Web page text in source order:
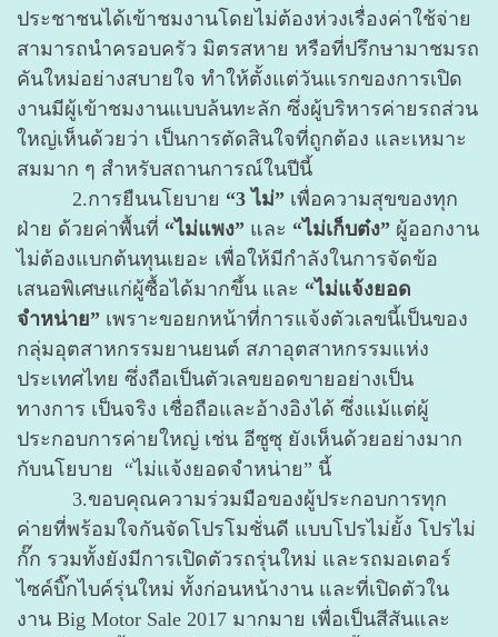
ประชาชนได้เข้าชมงานโดยไม่ต้องห่วงเรื่องค่าใช้จ่าย
สามารถนำครอบครัว มิตรสหาย หรือที่ปรึกษามาชมรถ
คันใหม่อย่างสบายใจ ทำให้ตั้งแต่วันแรกของการเปิด
งานมีผู้เข้าชมงานแบบล้นทะลัก ซึ่งผู้บริหารค่ายรถส่วน
ใหญ่เห็นด้วยว่า เป็นการตัดสินใจที่ถูกต้อง และเหมาะ
สมมาก ๆ สำหรับสถานการณ์ในปีนี้
2.การยืนนโยบาย “3 ไม่” เพื่อความสุขของทุก
ฝ่าย ด้วยค่าพื้นที่ “ไม่แพง” และ “ไม่เก็บต๋ง” ผู้ออกงาน
ไม่ต้องแบกต้นทุนเยอะ เพื่อให้มีกำลังในการจัดข้อ
เสนอพิเศษแก่ผู้ซื้อได้มากขึ้น และ “ไม่แจ้งยอด
จำหน่าย” เพราะขอยกหน้าที่การแจ้งตัวเลขนี้เป็นของ
กลุ่มอุตสาหกรรมยานยนต์ สภาอุตสาหกรรมแห่ง
ประเทศไทย ซึ่งถือเป็นตัวเลขยอดขายอย่างเป็น
ทางการ เป็นจริง เชื่อถือและอ้างอิงได้ ซึ่งแม้แต่ผู้
ประกอบการค่ายใหญ่ เช่น อีซูซุ ยังเห็นด้วยอย่างมาก
กับนโยบาย “ไม่แจ้งยอดจำหน่าย” นี้
3.ขอบคุณความร่วมมือของผู้ประกอบการทุก
ค่ายที่พร้อมใจกันจัดโปรโมชั่นดี แบบโปรไม่ยั้ง โปรไม่
กั๊ก รวมทั้งยังมีการเปิดตัวรถรุ่นใหม่ และรถมอเตอร์
ไซค์บิ๊กไบค์รุ่นใหม่ ทั้งก่อนหน้างาน และที่เปิดตัวใน
งาน Big Motor Sale 2017 มากมาย เพื่อเป็นสีสันและ